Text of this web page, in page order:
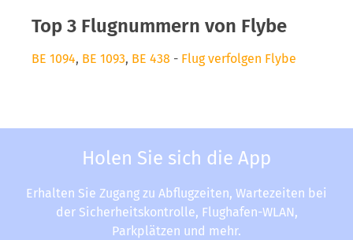
Top 3 Flugnummern von Flybe
BE 1094, BE 1093, BE 438 - Flug verfolgen Flybe
Holen Sie sich die App
Erhalten Sie Zugang zu Abflugzeiten, Wartezeiten bei
der Sicherheitskontrolle, Flughafen-WLAN,
Parkplätzen und mehr.